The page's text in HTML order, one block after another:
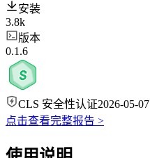
安装
3.8k
版本
0.1.6
CLS 安全性认证2026-05-07
点击查看完整报告 >